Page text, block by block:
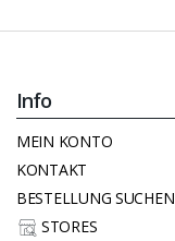
Info
MEIN KONTO
KONTAKT
BESTELLUNG SUCHEN
STORES